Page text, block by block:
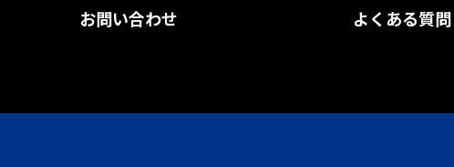
お問い合わせ よくある質問